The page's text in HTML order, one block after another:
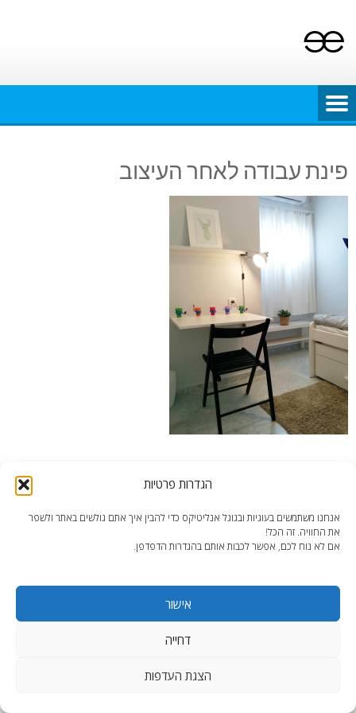
הגדרות פרטיות
אנחנו משתמשים בעוגיות ובגוגל אנליטיקס כדי להבין איך אתם גולשים באתר ולשפר
את החוויה. זה הכל!
אם לא נוח לכם, אפשר לכבות אותם בהגדרות הדפדפן.
אישור
דחייה
הצגת העדפות
content
פינת עבודה לאחר העיצוב
WordPress Theme: AccessPress Lite